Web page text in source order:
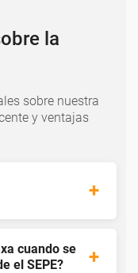
la
sobre nuestra
y ventajas
cuando se
el SEPE?